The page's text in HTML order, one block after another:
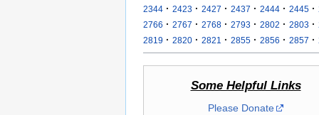
2344 · 2423 · 2427 · 2437 · 2444 · 2445 ·
2766 · 2767 · 2768 · 2793 · 2802 · 2803 ·
2819 · 2820 · 2821 · 2855 · 2856 · 2857 ·
Some Helpful Links
Please Donate